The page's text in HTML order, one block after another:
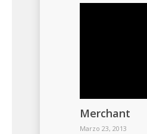
Merchant
Marzo 23, 2013